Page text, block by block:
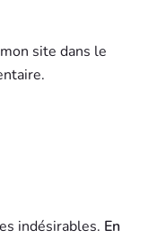
site dans le
indésirables. En